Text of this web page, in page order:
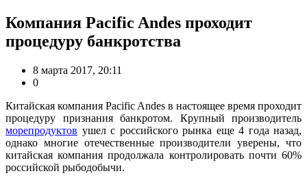
Компания Pacific Andes проходит
процедуру банкротства
8 марта 2017, 20:11
0
Китайская компания Pacific Andes в настоящее время проходит
процедуру признания банкротом. Крупный производитель
морепродуктов ушел с российского рынка еще 4 года назад,
однако многие отечественные производители уверены, что
китайская компания продолжала контролировать почти 60%
российской рыбодобычи.